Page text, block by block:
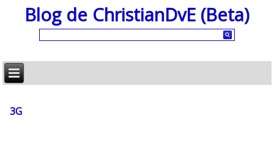
Blog de ChristianDvE (Beta)
3G